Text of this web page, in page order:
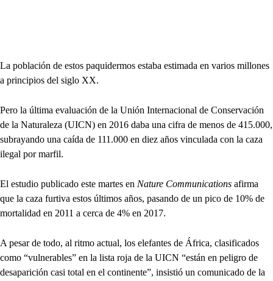
La población de estos paquidermos estaba estimada en varios millones
a principios del siglo XX.
Pero la última evaluación de la Unión Internacional de Conservación
de la Naturaleza (UICN) en 2016 daba una cifra de menos de 415.000,
subrayando una caída de 111.000 en diez años vinculada con la caza
ilegal por marfil.
El estudio publicado este martes en Nature Communications afirma
que la caza furtiva estos últimos años, pasando de un pico de 10% de
mortalidad en 2011 a cerca de 4% en 2017.
A pesar de todo, al ritmo actual, los elefantes de África, clasificados
como “vulnerables” en la lista roja de la UICN “están en peligro de
desaparición casi total en el continente”, insistió un comunicado de la